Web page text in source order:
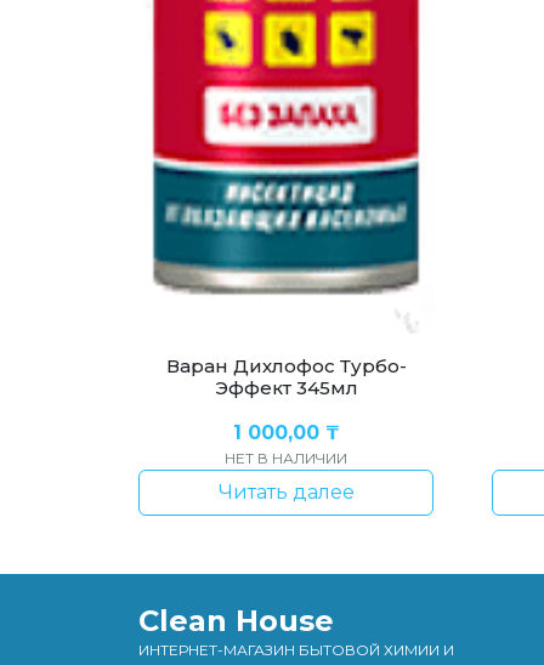
Варан Дихлофос Турбо-
Эффект 345мл
1 000,00 ₸
НЕТ В НАЛИЧИИ
Читать далее
Clean House
ИНТЕРНЕТ-МАГАЗИН БЫТОВОЙ ХИМИИ И